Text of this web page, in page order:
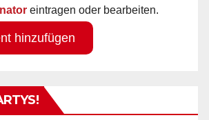
eintragen oder bearbeiten.
hinzufügen